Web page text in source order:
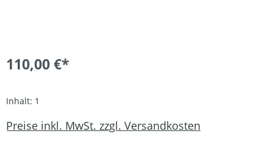
110,00 €*
Inhalt: 1
Preise inkl. MwSt. zzgl. Versandkosten